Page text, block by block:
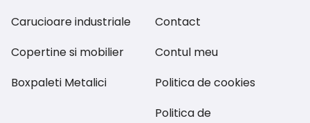
Carucioare industriale
Copertine si mobilier
Boxpaleti Metalici
Contact
Contul meu
Politica de cookies
Politica de